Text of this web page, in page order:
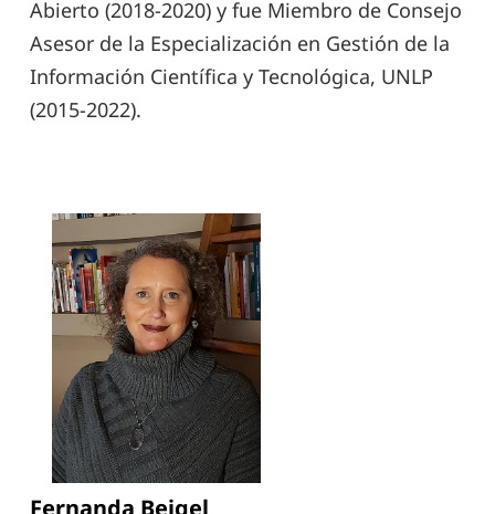
Abierto (2018-2020) y fue Miembro de Consejo
Asesor de la Especialización en Gestión de la
Información Científica y Tecnológica, UNLP
(2015-2022).
Fernanda Beigel